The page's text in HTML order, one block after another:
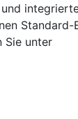
Sie unter